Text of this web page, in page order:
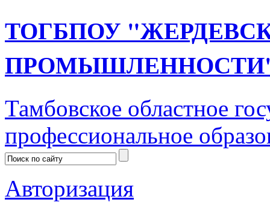
ТОГБПОУ
Тамбовское областное
профессиональное
Авторизация